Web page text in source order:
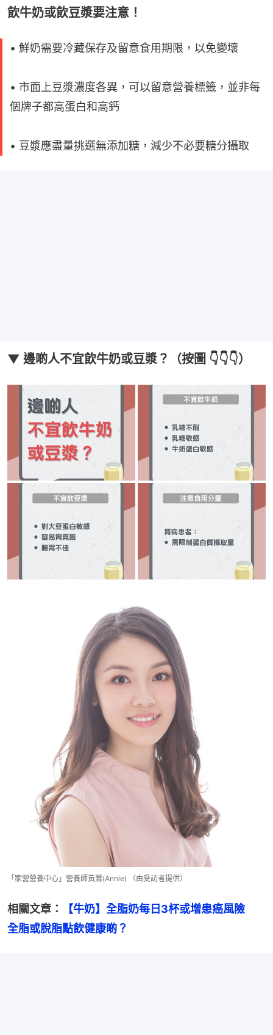
飲牛奶或飲豆漿要注意！
• 鮮奶需要冷藏保存及留意食用期限，以免變壞
• 市面上豆漿濃度各異，可以留意營養標籤，並非每
個牌子都高蛋白和高鈣
• 豆漿應盡量挑選無添加糖，減少不必要糖分攝取
▼ 邊啲人不宜飲牛奶或豆漿？（按圖 👇👇👇）
「家營營養中心」營養師黃鶯(Annie) （由受訪者提供）
相關文章：
【牛奶】全脂奶每日3杯或增患癌風險
全脂或脫脂點飲健康啲？